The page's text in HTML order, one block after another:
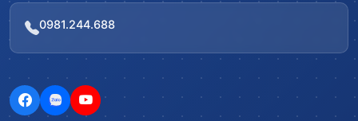
0981.244.688